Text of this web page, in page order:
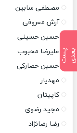
پ
س
ت
ب
ع
د ی
مصطفی سابین
آرش معروفی
حسین حسینی
علیرضا محبوب
حسین حصارکی
مهدیار
کاپیتان
مجید رضوی
رضا رضانژاد